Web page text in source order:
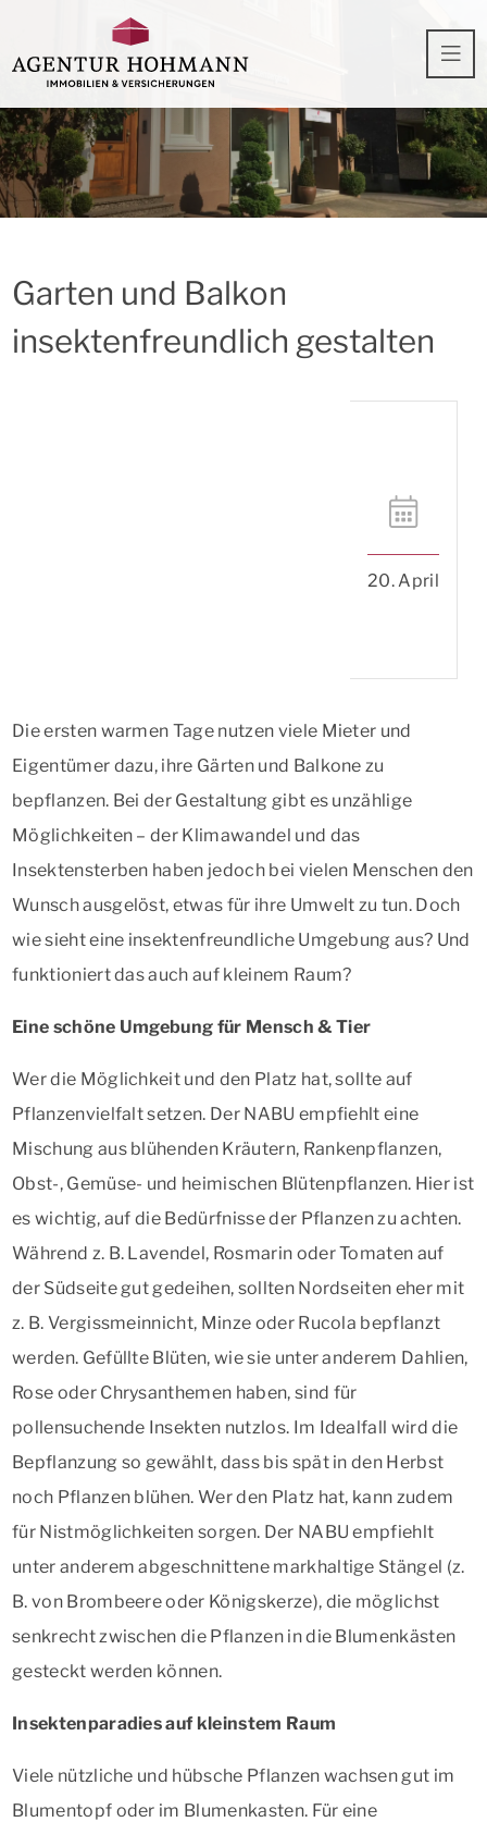
Garten und Balkon
insektenfreundlich gestalten
20. April
Die ersten warmen Tage nutzen viele Mieter und
Eigentümer dazu, ihre Gärten und Balkone zu
bepflanzen. Bei der Gestaltung gibt es unzählige
Möglichkeiten – der Klimawandel und das
Insektensterben haben jedoch bei vielen Menschen den
Wunsch ausgelöst, etwas für ihre Umwelt zu tun. Doch
wie sieht eine insektenfreundliche Umgebung aus? Und
funktioniert das auch auf kleinem Raum?
Eine schöne Umgebung für Mensch & Tier
Wer die Möglichkeit und den Platz hat, sollte auf
Pflanzenvielfalt setzen. Der NABU empfiehlt eine
Mischung aus blühenden Kräutern, Rankenpflanzen,
Obst-, Gemüse- und heimischen Blütenpflanzen. Hier ist
es wichtig, auf die Bedürfnisse der Pflanzen zu achten.
Während z. B. Lavendel, Rosmarin oder Tomaten auf
der Südseite gut gedeihen, sollten Nordseiten eher mit
z. B. Vergissmeinnicht, Minze oder Rucola bepflanzt
werden. Gefüllte Blüten, wie sie unter anderem Dahlien,
Rose oder Chrysanthemen haben, sind für
pollensuchende Insekten nutzlos. Im Idealfall wird die
Bepflanzung so gewählt, dass bis spät in den Herbst
noch Pflanzen blühen. Wer den Platz hat, kann zudem
für Nistmöglichkeiten sorgen. Der NABU empfiehlt
unter anderem abgeschnittene markhaltige Stängel (z.
B. von Brombeere oder Königskerze), die möglichst
senkrecht zwischen die Pflanzen in die Blumenkästen
gesteckt werden können.
Insektenparadies auf kleinstem Raum
Viele nützliche und hübsche Pflanzen wachsen gut im
Blumentopf oder im Blumenkasten. Für eine